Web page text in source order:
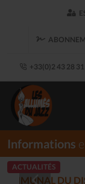
+33(0)2 43 28
Informations
ACTUALITÉS